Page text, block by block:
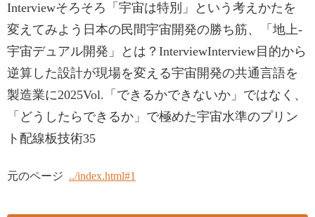
Interviewそろそろ「宇宙は特別」という考えかたを
変えてみよう日本の民間宇宙開発の勝ち筋、「地上-
宇宙デュアル開発」とは？InterviewInterview目的から
逆算した設計が現場を変える宇宙開発の共通言語を
製造業に2025Vol.「できるかできないか」ではなく、
「どうしたらできるか」で極めた宇宙水準のプリン
ト配線板技術35
元のページ ../index.html#1